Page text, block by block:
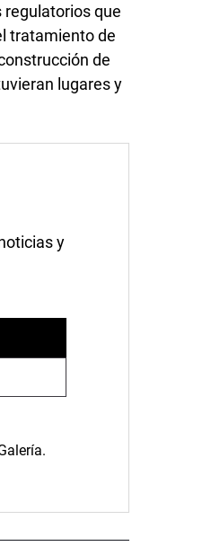
que
tratamiento de
de
lugares y
y